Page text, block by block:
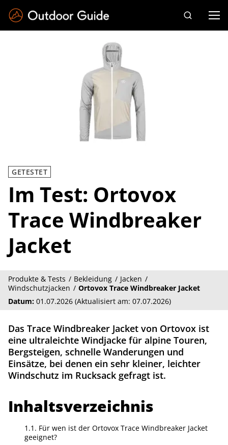
GETESTET
Im Test: Ortovox
Trace Windbreaker
Jacket
Produkte & Tests Bekleidung
Jacken
Windschutzjacken
Ortovox Trace Windbreaker Jacket
Datum: 01.07.2026 (Aktualisiert am: 07.07.2026)
Das Trace Windbreaker Jacket von Ortovox ist
eine ultraleichte Windjacke für alpine Touren,
Bergsteigen, schnelle Wanderungen und
Einsätze, bei denen ein sehr kleiner, leichter
Windschutz im Rucksack gefragt ist.
Inhaltsverzeichnis
Für wen ist der Ortovox Trace Windbreaker Jacket
geeignet?
Drücken Sie die Eingabetaste zum Suchen